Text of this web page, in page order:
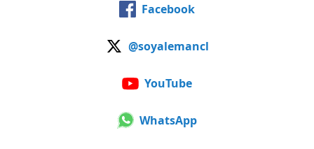
Facebook
@soyalemancl
YouTube
WhatsApp